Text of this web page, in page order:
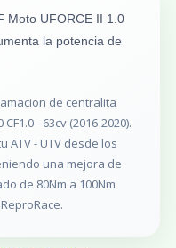
Moto UFORCE II 1.0
la potencia de
de centralita
CF1.0 - 63cv (2016-2020).
ATV - UTV desde los
una mejora de
de 80Nm a 100Nm